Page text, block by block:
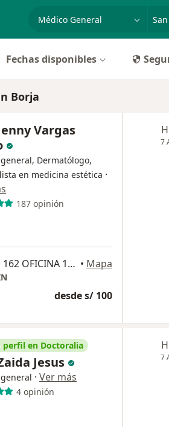
especialidad, enfermedad o
Fechas disponibles
Borja
Vargas
Dermatólogo,
en medicina estética ·
187 opinión
Calle Grimaldo del Solar 162 OFICINA 1003, Miraflores • Mapa
desde s/ 100
7
perfil en Doctoralia
Jesus
· Ver más
4 opinión
7